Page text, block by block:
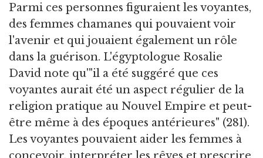
Parmi ces personnes figuraient les voyantes,
des femmes chamanes qui pouvaient voir
l'avenir et qui jouaient également un rôle
dans la guérison. L'égyptologue Rosalie
David note qu'"il a été suggéré que ces
voyantes aurait été un aspect régulier de la
religion pratique au Nouvel Empire et peut-
être même à des époques antérieures" (281).
Les voyantes pouvaient aider les femmes à